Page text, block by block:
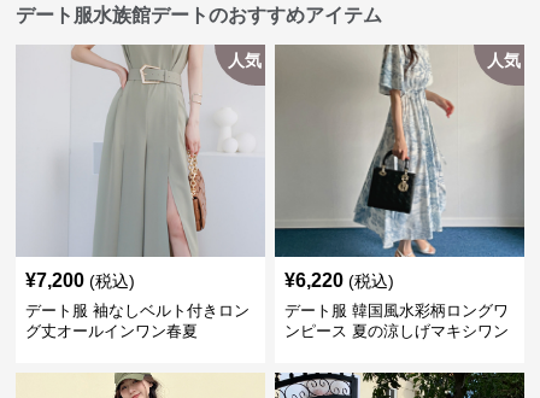
デート服水族館デートのおすすめアイテム
人気
¥7,200 (税込)
デート服 袖なしベルト付きロン
グ丈オールインワン春夏
人気
¥6,220 (税込)
デート服 韓国風水彩柄ロングワ
ンピース 夏の涼しげマキシワン